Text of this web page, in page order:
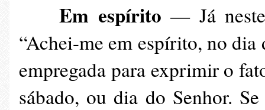
Em espírito — Já
“Achei-me em espírito, no
empregada para exprimir o
sábado, ou dia do Senhor.